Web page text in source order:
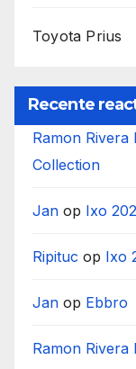
Toyota Prius
Recente
Ramon Rivera
Collection
Jan op Ixo
Ripituc op Ixo
Jan op Ebbro
Ramon Rivera